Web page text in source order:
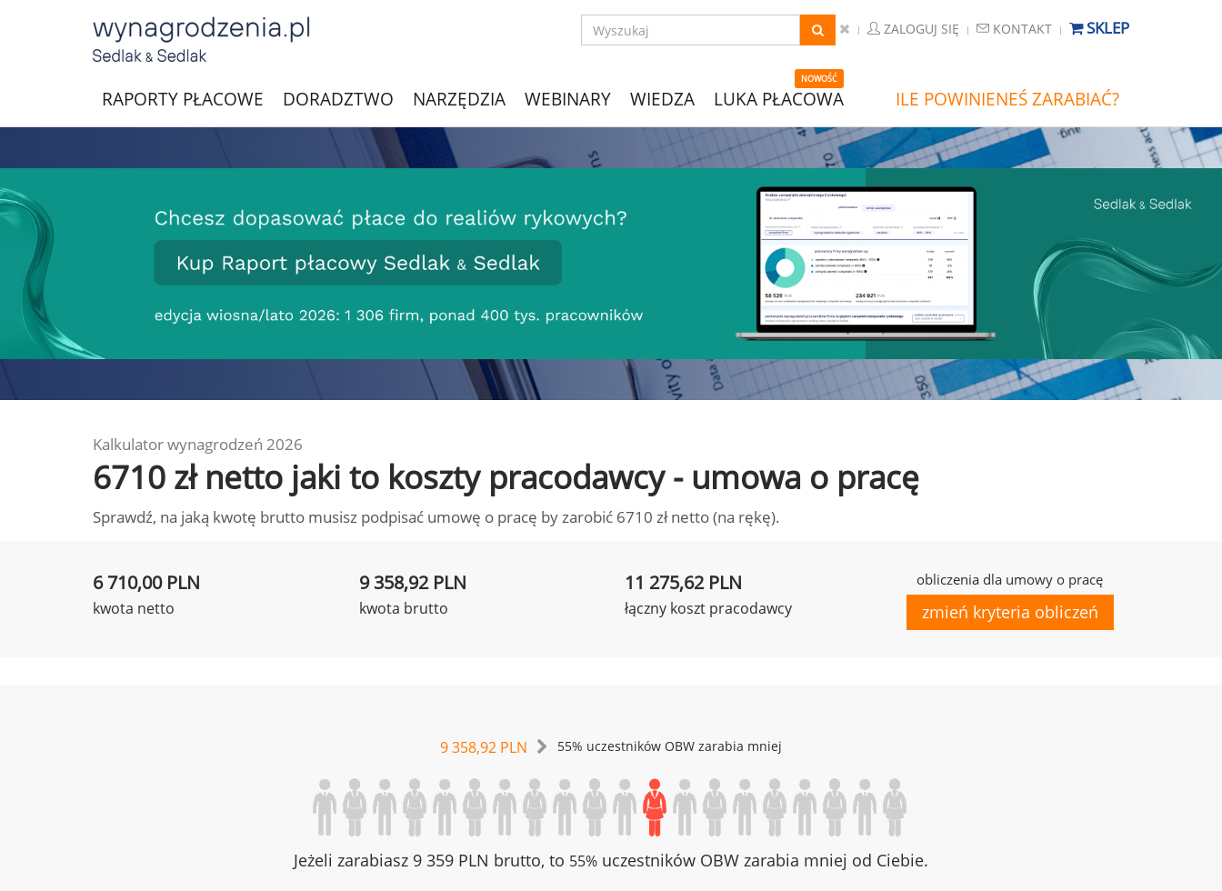
ZALOGUJ SIĘ KONTAKT SKLEP
RAPORTY PŁACOWE DORADZTWO NARZĘDZIA WEBINARY WIEDZA
NOWOŚĆ
LUKA PŁACOWA ILE POWINIENEŚ ZARABIAĆ?
Kalkulator wynagrodzeń 2026
6710 zł netto jaki to koszty pracodawcy - umowa o pracę
Sprawdź, na jaką kwotę brutto musisz podpisać umowę o pracę by zarobić 6710 zł netto (na rękę).
6 710,00 PLN
kwota netto
9 358,92 PLN
kwota brutto
11 275,62 PLN
łączny koszt pracodawcy
obliczenia dla umowy o pracę
zmień kryteria obliczeń
9 358,92 PLN 55% uczestników OBW zarabia mniej
Jeżeli zarabiasz 9 359 PLN brutto, to 55% uczestników OBW zarabia mniej od Ciebie.